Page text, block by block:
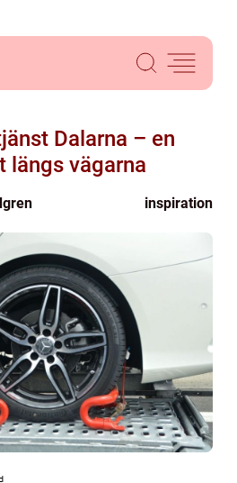
Dalarna – en
längs vägarna
inspiration